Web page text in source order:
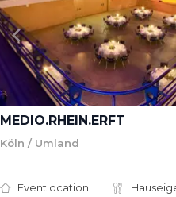
MEDIO.RHEIN.ERFT
Köln / Umland
Eventlocation